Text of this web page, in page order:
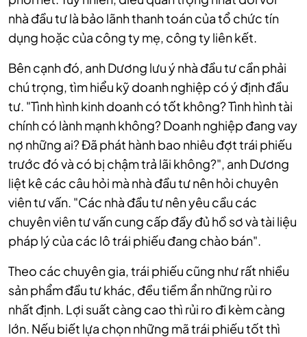
nhà đầu tư là bảo lãnh thanh toán của tổ chức tín
dụng hoặc của công ty mẹ, công ty liên kết.
Bên cạnh đó, anh Dương lưu ý nhà đầu tư cần phải
chú trọng, tìm hiểu kỹ doanh nghiệp có ý định đầu
tư. "Tình hình kinh doanh có tốt không? Tình hình tài
chính có lành mạnh không? Doanh nghiệp đang vay
nợ những ai? Đã phát hành bao nhiêu đợt trái phiếu
trước đó và có bị chậm trả lãi không?", anh Dương
liệt kê các câu hỏi mà nhà đầu tư nên hỏi chuyên
viên tư vấn. "Các nhà đầu tư nên yêu cầu các
chuyên viên tư vấn cung cấp đầy đủ hồ sơ và tài liệu
pháp lý của các lô trái phiếu đang chào bán".
Theo các chuyên gia, trái phiếu cũng như rất nhiều
sản phẩm đầu tư khác, đều tiềm ẩn những rủi ro
nhất định. Lợi suất càng cao thì rủi ro đi kèm càng
lớn. Nếu biết lựa chọn những mã trái phiếu tốt thì